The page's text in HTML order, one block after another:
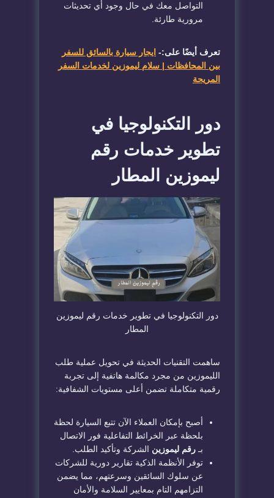
التواصل معك في حال وجود أي تحديثات
مرورية طارئة.
تعرف أيضًا على:- ايجار سيارة بالسائق للسفر
بين المحافظات | سلام ليموزين لخدمات السفر
المريحة
​دور التكنولوجيا في
تطوير خدمات رقم
ليموزين المطار
​دور التكنولوجيا في تطوير خدمات رقم ليموزين
المطار
​ساهمت التقنيات الحديثة في تحويل عملية طلب
الليموزين من مجرد مكالمة هاتفية إلى تجربة
رقمية متكاملة تضمن أعلى مستويات الشفافية:
​أصبح بإمكان العملاء الآن تتبع السيارة لحظة
بلحظة عبر الخرائط التفاعلية فور الاتصال
بـ رقم ليموزين الشركة وتأكيد الطلب.
​توفر الأنظمة الذكية تقارير دورية للشركات
عن سلوك السائقين وسرعتهم، مما يضمن
التزامهم التام بمعايير السلامة والأمان